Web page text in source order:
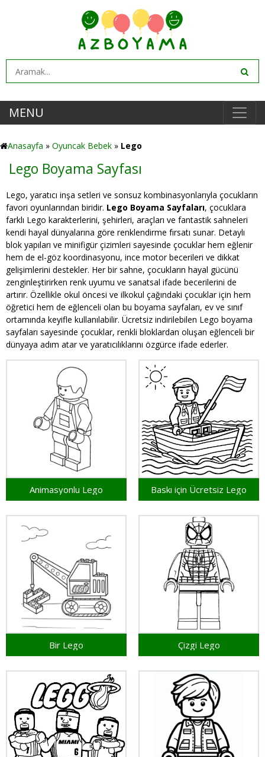
MENU
Anasayfa » Oyuncak Bebek » Lego
Lego Boyama Sayfası
Lego, yaratıcı inşa setleri ve sonsuz kombinasyonlarıyla çocukların
favori oyunlarından biridir. Lego Boyama Sayfaları, çocuklara
farklı Lego karakterlerini, şehirleri, araçları ve fantastik sahneleri
kendi hayal dünyalarına göre renklendirme fırsatı sunar. Detaylı
blok yapıları ve minifigür çizimleri sayesinde çocuklar hem eğlenir
hem de el-göz koordinasyonu, ince motor becerileri ve dikkat
gelişimlerini destekler. Her bir sahne, çocukların hayal gücünü
zenginleştirirken renk uyumu ve sanatsal ifade becerilerini de
artırır. Özellikle okul öncesi ve ilkokul çağındaki çocuklar için hem
öğretici hem de eğlenceli olan bu boyama sayfaları, ev ve sınıf
ortamında keyifle kullanılabilir. Ücretsiz indirilebilen Lego boyama
sayfaları sayesinde çocuklar, renkli bloklardan oluşan eğlenceli bir
dünyaya adım atar ve yaratıcılıklarını özgürce ifade ederler.
Animasyonlu Lego Baskı için Ücretsiz Lego
Bir Lego Çizgi Lego